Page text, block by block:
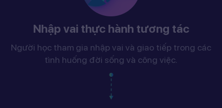
Nhập vai thực hành tương tác
Người học tham gia nhập vai và giao tiếp trong các
tình huống đời sống và công việc.